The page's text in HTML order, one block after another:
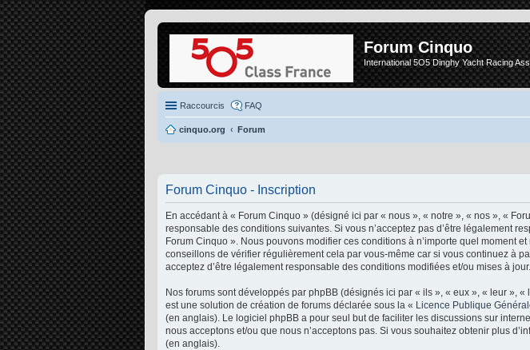
Forum Cinquo
International 5O5 Dinghy Yacht Racing
Raccourcis FAQ
cinquo.org Forum
Forum Cinquo - Inscription
En accédant à « Forum Cinquo » (désigné ici par « nous », « notre », « nos », «
responsable des conditions suivantes. Si vous n’acceptez pas d’être légalement
Forum Cinquo ». Nous pouvons modifier ces conditions à n’importe quel moment
conseillons de vérifier régulièrement cela par vous-même car si vous continuez à
acceptez d’être légalement responsable des conditions modifiées et/ou mises à jour.
Nos forums sont développés par phpBB (désignés ici par « ils », « eux », « leur »,
est une solution de création de forums déclarée sous la « Licence Publique
(en anglais). Le logiciel phpBB a pour seul but de faciliter les discussions sur
nous acceptons et/ou que nous n’acceptons pas. Si vous souhaitez obtenir plus
(en anglais).